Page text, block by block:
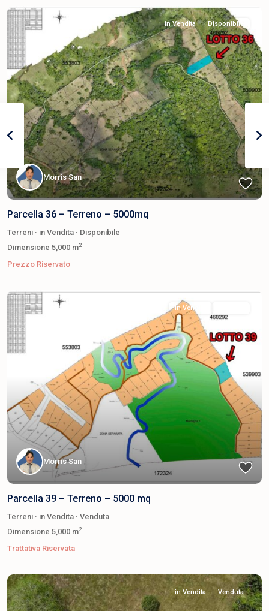
in Vendita Disponibile
Morris San
Parcella 36 – Terreno – 5000mq
Terreni · in Vendita · Disponibile
Dimensione 5,000 m2
Prezzo Riservato
in Vendita
Morris San
Parcella 39 – Terreno – 5000 mq
Terreni · in Vendita · Venduta
Dimensione 5,000 m2
Trattativa Riservata
in Vendita Venduta